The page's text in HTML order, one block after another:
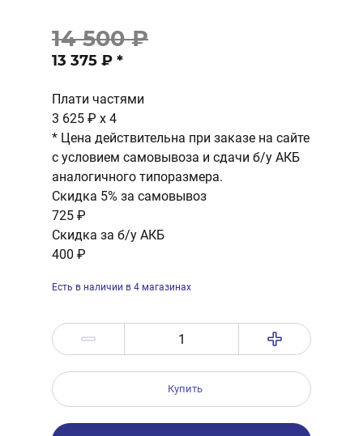
14 500 ₽
13 375 ₽ *
Плати частями
3 625 ₽ x 4
* Цена действительна при заказе на сайте
с условием самовывоза и сдачи б/у АКБ
аналогичного типоразмера.
Скидка 5% за самовывоз
725 ₽
Скидка за б/у АКБ
400 ₽
Есть в наличии в 4 магазинах
Купить